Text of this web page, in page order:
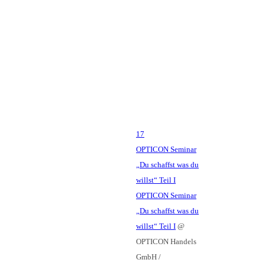
17
OPTICON Seminar
„Du schaffst was du
willst“ Teil I
OPTICON Seminar
„Du schaffst was du
willst“ Teil I @
OPTICON Handels
GmbH /